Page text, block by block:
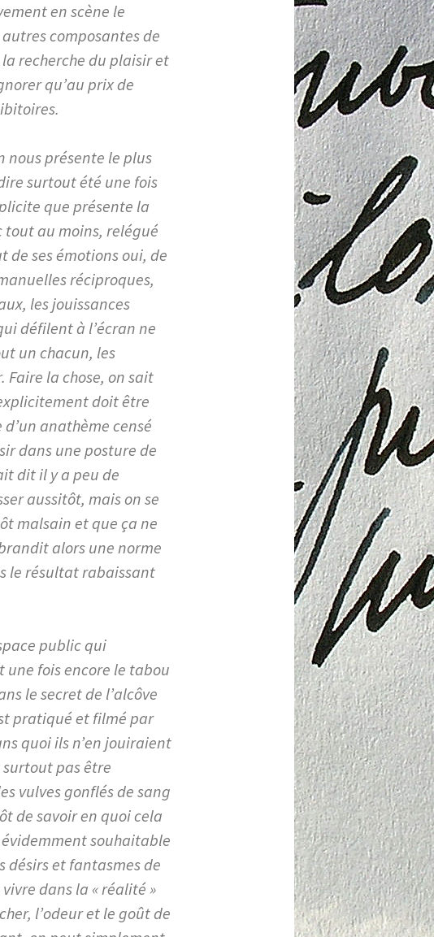
en scène le
composantes de
recherche du plaisir et
qu’au prix de
nous présente le plus
surtout été une fois
que présente la
tout au moins, relégué
de ses émotions oui, de
réciproques,
les jouissances
défilent à l’écran ne
un chacun, les
Faire la chose, on sait
doit être
anathème censé
dans une posture de
dit il y a peu de
aussitôt, mais on se
malsain et que ça ne
alors une norme
le résultat rabaissant
public qui
fois encore le tabou
le secret de l’alcôve
pratiqué et filmé par
quoi ils n’en jouiraient
pas être
vulves gonflés de sang
de savoir en quoi cela
souhaitable
désirs et fantasmes de
dans la « réalité »
l’odeur et le goût de